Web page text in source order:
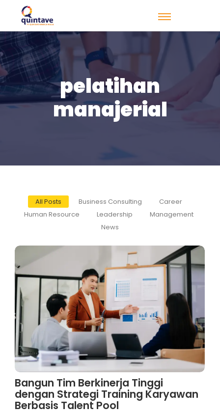
pelatihan
manajerial
All Posts Business Consulting
Career
Human Resource
Leadership
Management
News
Bangun Tim Berkinerja Tinggi
dengan Strategi Training Karyawan
Berbasis Talent Pool